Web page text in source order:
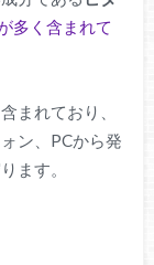
多く含まれて
まれており、
ン、PCから発
ます。